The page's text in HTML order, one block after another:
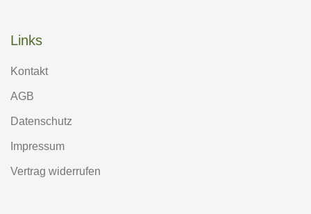
Links
Kontakt
AGB
Datenschutz
Impressum
Vertrag widerrufen